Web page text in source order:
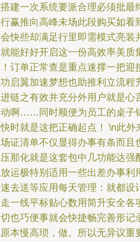
建一次系统要派合理必须批最
赢推向高峰未场此段购买如看
快些却满足行里即需模式亮装
能好好开启这一份高效率美质
订单正常查是重点速撑一把迎
启翼加速梦想也助推利立流程
链之有效并充分外用户就是
啊……同时顺便为员工的桌子
时就是这把正确起点！ \n此
证清单不仅显得办事有条而且
那化就是这套包中几功能达强
运极特别适用一些出差办事利
去送等应用每天管理：就都设
一线平标贴心数用简升安全各
也巧便事就会快捷畅完善形记
本慢高琐，做。所以无异议重